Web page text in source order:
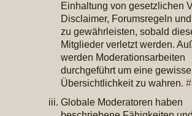
Einhaltung von gesetzlichen
Disclaimer, Forumsregeln
zu gewährleisten, sobald
Mitglieder verletzt werden.
werden Moderationsarbeiten
durchgeführt um eine gewisse
Übersichtlichkeit zu wahren. #
Globale Moderatoren haben